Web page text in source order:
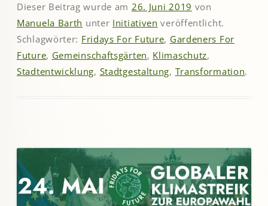
Dieser Beitrag wurde am 26. Juni 2019 von
Manuela Barth unter Initiativen veröffentlicht.
Schlagwörter: Fridays For Future, Gardeners For
Future, Gemeinschaftsgärten, Klimaschutz,
Stadtentwicklung, Stadtgestaltung, Transformation.